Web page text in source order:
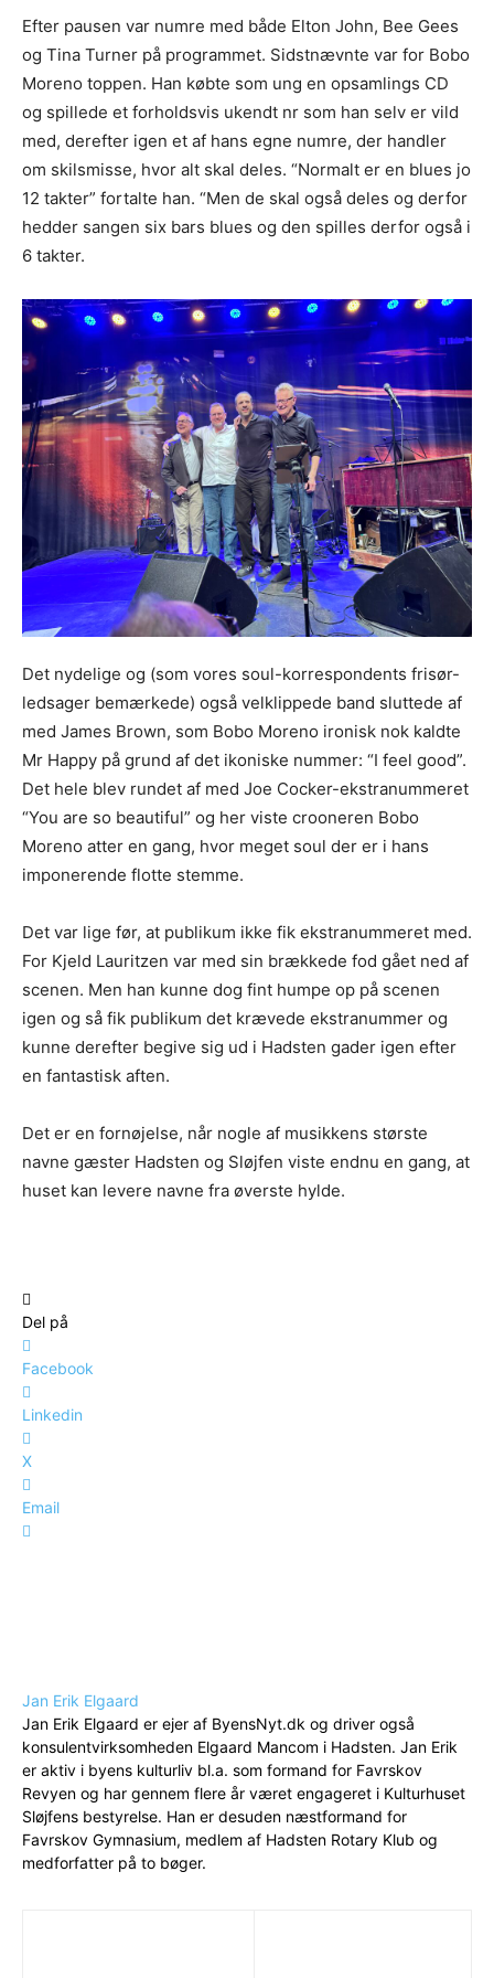
Efter pausen var numre med både Elton John, Bee Gees
og Tina Turner på programmet. Sidstnævnte var for Bobo
Moreno toppen. Han købte som ung en opsamlings CD
og spillede et forholdsvis ukendt nr som han selv er vild
med, derefter igen et af hans egne numre, der handler
om skilsmisse, hvor alt skal deles. “Normalt er en blues jo
12 takter” fortalte han. “Men de skal også deles og derfor
hedder sangen six bars blues og den spilles derfor også i
6 takter.
Det nydelige og (som vores soul-korrespondents frisør-
ledsager bemærkede) også velklippede band sluttede af
med James Brown, som Bobo Moreno ironisk nok kaldte
Mr Happy på grund af det ikoniske nummer: “I feel good”.
Det hele blev rundet af med Joe Cocker-ekstranummeret
“You are so beautiful” og her viste crooneren Bobo
Moreno atter en gang, hvor meget soul der er i hans
imponerende flotte stemme.
Det var lige før, at publikum ikke fik ekstranummeret med.
For Kjeld Lauritzen var med sin brækkede fod gået ned af
scenen. Men han kunne dog fint humpe op på scenen
igen og så fik publikum det krævede ekstranummer og
kunne derefter begive sig ud i Hadsten gader igen efter
en fantastisk aften.
Det er en fornøjelse, når nogle af musikkens største
navne gæster Hadsten og Sløjfen viste endnu en gang, at
huset kan levere navne fra øverste hylde.
Del på
Facebook
Linkedin
X
Email
Jan Erik Elgaard
Jan Erik Elgaard er ejer af ByensNyt.dk og driver også
konsulentvirksomheden Elgaard Mancom i Hadsten. Jan Erik
er aktiv i byens kulturliv bl.a. som formand for Favrskov
Revyen og har gennem flere år været engageret i Kulturhuset
Sløjfens bestyrelse. Han er desuden næstformand for
Favrskov Gymnasium, medlem af Hadsten Rotary Klub og
medforfatter på to bøger.